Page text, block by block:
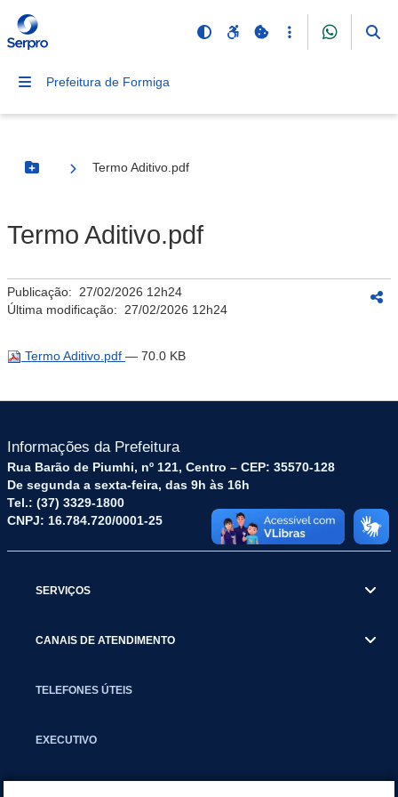
Prefeitura de Formiga
Botão Menu
Termo Aditivo.pdf
Termo Aditivo.pdf
Publicação: 27/02/2026 12h24
Última modificação: 27/02/2026 12h24
Termo Aditivo.pdf — 70.0 KB
Informações da Prefeitura
Rua Barão de Piumhi, nº 121, Centro – CEP: 35570-128
De segunda a sexta-feira, das 9h às 16h
Tel.: (37) 3329-1800
CNPJ: 16.784.720/0001-25
SERVIÇOS
CANAIS DE ATENDIMENTO
TELEFONES ÚTEIS
EXECUTIVO